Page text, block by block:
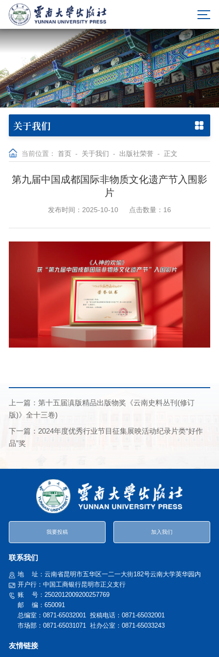
关于我们
当前位置： 首页 - 关于我们 - 出版社荣誉- 正文
第九届中国成都国际非物质文化遗产节入围影
片
发布时间：2025-10-10 点击数量： 16
上一篇：第十五届滇版精品出版物奖《云南史料丛刊(修订
版)》全十三卷)
下一篇：2024年度优秀行业节目征集展映活动纪录片类“好作
品”奖
我要投稿 加入我们
联系我们
地
址：云南省昆明市五华区一二一大街182号云南大学英华园内
开户行：中国工商银行昆明市正义支行
账
号：2502012009200257769
邮 编：650091
总编室：0871-65032001 投稿电话： 0871-65032001
市场部：0871-65031071 社办公室：0871-65033243
友情链接